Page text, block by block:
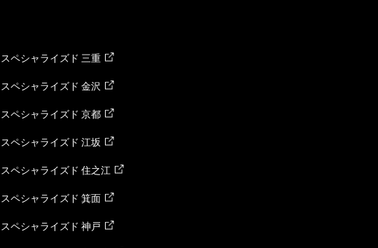
スペシャライズド 三重
スペシャライズド 金沢
スペシャライズド 京都
スペシャライズド 江坂
スペシャライズド 住之江
スペシャライズド 箕面
スペシャライズド 神戸